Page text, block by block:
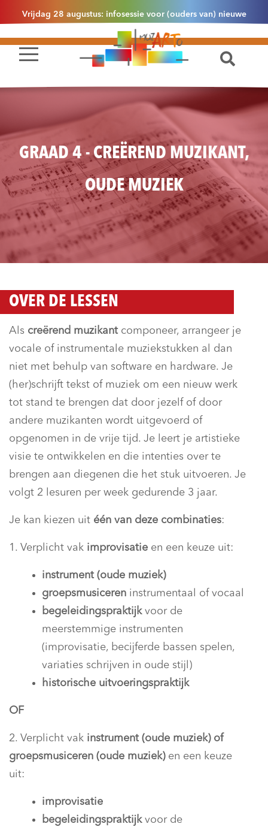
Vrijdag 28 augustus: infosessie voor (ouders van) nieuwe
leerlingen 2.1 om 13u30 in Essen
GRAAD 4 - CREËREND MUZIKANT,
OUDE MUZIEK
OVER DE LESSEN
Als creërend muzikantcomponeer, arrangeer je
vocale of instrumentale muziekstukken al dan
niet met behulp van software en hardware. Je
(her)schrijft tekst of muziek om een nieuw werk
tot stand te brengen dat door jezelf of door
andere muzikanten wordt uitgevoerd of
opgenomen in de vrije tijd. Je leert je artistieke
visie te ontwikkelen en die intenties over te
brengen aan diegenen die het stuk uitvoeren. Je
volgt 2 lesuren per week gedurende 3 jaar.
Je kan kiezen uit één van deze combinaties:
1. Verplicht vak improvisatie en een keuze uit:
instrument (oude muziek)
groepsmusiceren instrumentaal of vocaal
begeleidingspraktijkvoor de
meerstemmige instrumenten
(improvisatie, becijferde bassen spelen,
variaties schrijven in oude stijl)
historische uitvoeringspraktijk
OF
2. Verplicht vak instrument (oude muziek) of
groepsmusiceren (oude muziek)en een keuze
uit:
improvisatie
begeleidingspraktijkvoor de